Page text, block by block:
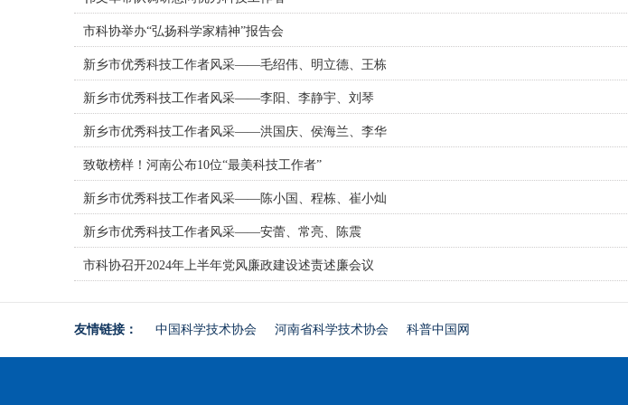
市科协举办“弘扬科学家精神”报告会
新乡市优秀科技工作者风采——毛绍伟、明立德、王栋
新乡市优秀科技工作者风采——李阳、李静宇、刘琴
新乡市优秀科技工作者风采——洪国庆、侯海兰、李华
致敬榜样！河南公布10位“最美科技工作者”
新乡市优秀科技工作者风采——陈小国、程栋、崔小灿
新乡市优秀科技工作者风采——安蕾、常亮、陈震
市科协召开2024年上半年党风廉政建设述责述廉会议
友情链接： 中国科学技术协会 河南省科学技术协会 科普中国网